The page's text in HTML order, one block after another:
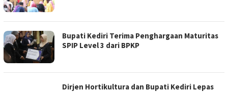
Bupati Kediri Terima Penghargaan Maturitas
SPIP Level 3 dari BPKP
Dirjen Hortikultura dan Bupati Kediri Lepas